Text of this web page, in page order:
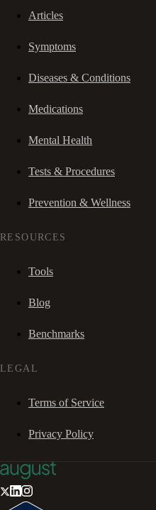
Articles
Symptoms
Diseases & Conditions
Medications
Mental Health
Tests & Procedures
Prevention & Wellness
RESOURCES
Tools
Blog
Benchmarks
LEGAL
Terms of Service
Privacy Policy